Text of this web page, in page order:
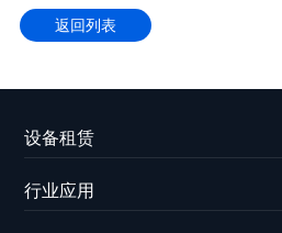
返回列表
设备租赁
行业应用